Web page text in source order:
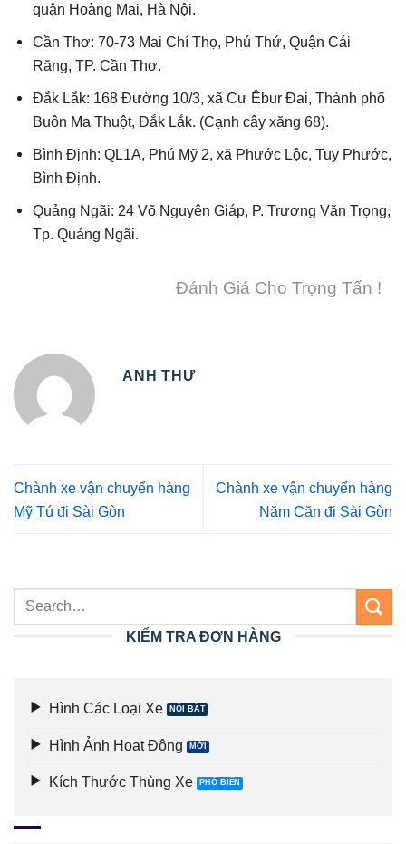
quận Hoàng Mai, Hà Nội.
Cần Thơ: 70-73 Mai Chí Thọ, Phú Thứ, Quận Cái
Răng, TP. Cần Thơ.
Đắk Lắk: 168 Đường 10/3, xã Cư Êbur Đai, Thành phố
Buôn Ma Thuột, Đắk Lắk. (Cạnh cây xăng 68).
Bình Định: QL1A, Phú Mỹ 2, xã Phước Lộc, Tuy Phước,
Bình Định.
Quảng Ngãi: 24 Võ Nguyên Giáp, P. Trương Văn Trọng,
Tp. Quảng Ngãi.
Đánh Giá Cho Trọng Tấn !
ANH THƯ
Chành xe vận chuyển hàng
Mỹ Tú đi Sài Gòn
Chành xe vận chuyển hàng
Năm Căn đi Sài Gòn
KIỂM TRA ĐƠN HÀNG
Hình Các Loại Xe
Hình Ảnh Hoạt Động
Kích Thước Thùng Xe